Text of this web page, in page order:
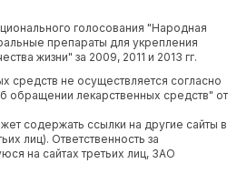
голосования "Народная
препараты для укрепления
жизни" за 2009, 2011 и 2013 гг.
средств не осуществляется согласно
обращении лекарственных средств" от
содержать ссылки на другие сайты в
лиц). Ответственность за
на сайтах третьих лиц, ЗАО